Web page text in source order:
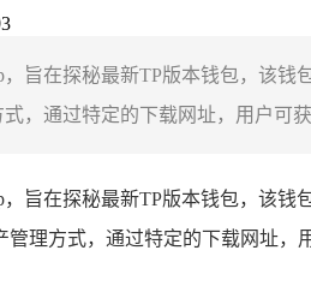
旨在探秘最新TP版本钱包，该
，通过特定的下载网址，用户可
，旨在探秘最新TP版本钱包，该钱
管理方式，通过特定的下载网址